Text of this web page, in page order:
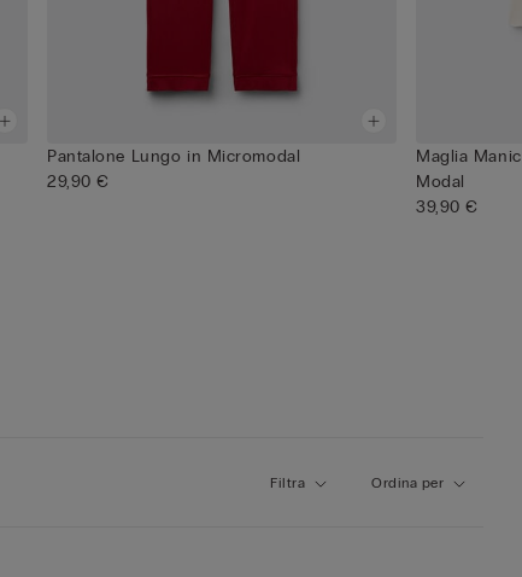
Pantalone Lungo in Micromodal
29,90 €
Maglia
Modal
39,90 €
Ordina per
Filtra